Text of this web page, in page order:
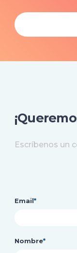
Escríbenos un
Email*
Nombre*